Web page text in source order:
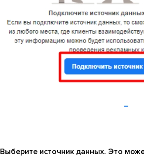
Выберите источник данных. Это